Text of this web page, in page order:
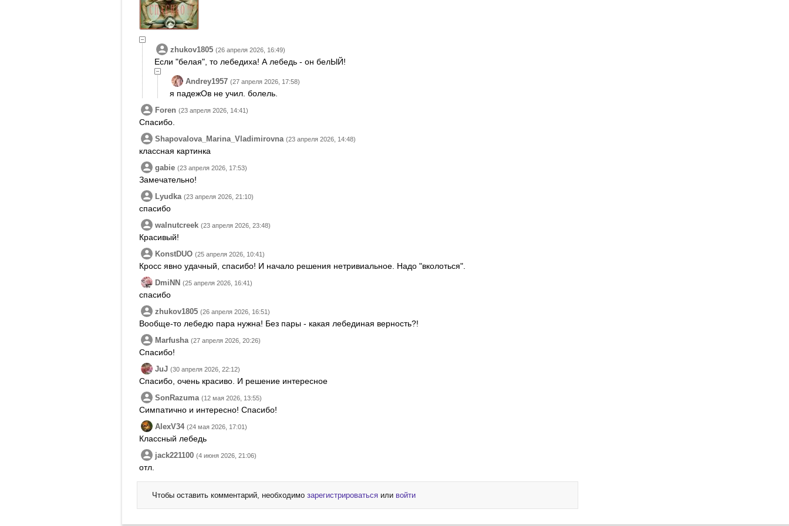
zhukov1805 (26 апреля 2026, 16:49)
Если "белая", то лебедиха! А лебедь - он белЫЙ!
Andrey1957 (27 апреля 2026, 17:58)
я падежОв не учил. болель.
Foren (23 апреля 2026, 14:41)
Спасибо.
Shapovalova_Marina_Vladimirovna (23 апреля 2026, 14:48)
классная картинка
gabie (23 апреля 2026, 17:53)
Замечательно!
Lyudka (23 апреля 2026, 21:10)
спасибо
walnutcreek (23 апреля 2026, 23:48)
Красивый!
KonstDUO (25 апреля 2026, 10:41)
Кросс явно удачный, спасибо! И начало решения нетривиальное. Надо "вколоться".
DmiNN (25 апреля 2026, 16:41)
спасибо
zhukov1805 (26 апреля 2026, 16:51)
Вообще-то лебедю пара нужна! Без пары - какая лебединая верность?!
Marfusha (27 апреля 2026, 20:26)
Спасибо!
JuJ (30 апреля 2026, 22:12)
Спасибо, очень красиво. И решение интересное
SonRazuma (12 мая 2026, 13:55)
Симпатично и интересно! Спасибо!
AlexV34 (24 мая 2026, 17:01)
Классный лебедь
jack221100 (4 июня 2026, 21:06)
отл.
Чтобы оставить комментарий, необходимо зарегистрироваться или войти